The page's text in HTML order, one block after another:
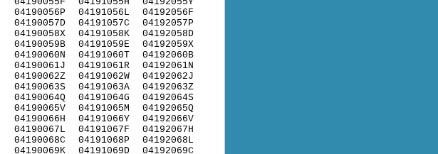
04190056P
04190057D
04190058X
04190059B
04190060N
04190061J
04190062Z
04190063S
04190064Q
04190065V
04190066H
04190067L
04190068C
04190069K
04191056L
04191057C
04191058K
04191059E
04191060T
04191061R
04191062W
04191063A
04191064G
04191065M
04191066Y
04191067F
04191068P
04191069D
04192056F
04192057P
04192058D
04192059X
04192060B
04192061N
04192062J
04192063Z
04192064S
04192065Q
04192066V
04192067H
04192068L
04192069C